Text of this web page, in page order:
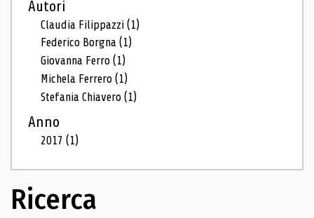
Autori
Claudia Filippazzi(1)
Federico Borgna(1)
Giovanna Ferro(1)
Michela Ferrero(1)
Stefania Chiavero(1)
Anno
2017(1)
Ricerca